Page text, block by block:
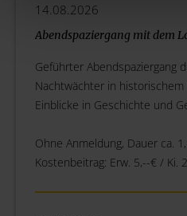
14.08.2026
Abendspaziergang mit dem
Geführter Abendspaziergang
Nachtwächter in historischem
Einblicke in Geschichte und
Ohne Anmeldung, Dauer ca.
Kostenbeitrag: Erw. 5,--€ / Ki.